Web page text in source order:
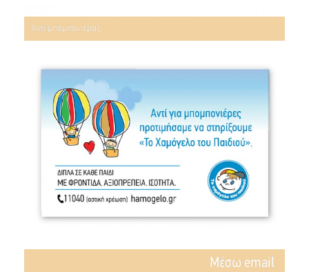
Αντί μπομπονιέρας
Mέσω email